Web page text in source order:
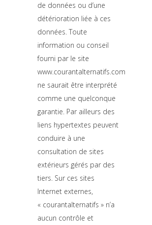
de données ou d’une
détérioration liée à ces
données. Toute
information ou conseil
fourni par le site
www.courantalternatifs.com
ne saurait être interprété
comme une quelconque
garantie. Par ailleurs des
liens hypertextes peuvent
conduire à une
consultation de sites
extérieurs gérés par des
tiers. Sur ces sites
Internet externes,
« courantalternatifs » n’a
aucun contrôle et